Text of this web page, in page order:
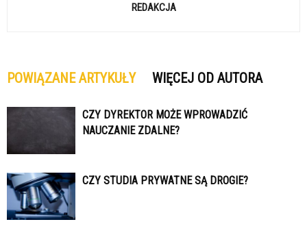
REDAKCJA
POWIĄZANE ARTYKUŁY WIĘCEJ OD AUTORA
CZY DYREKTOR MOŻE WPROWADZIĆ
NAUCZANIE ZDALNE?
CZY STUDIA PRYWATNE SĄ DROGIE?